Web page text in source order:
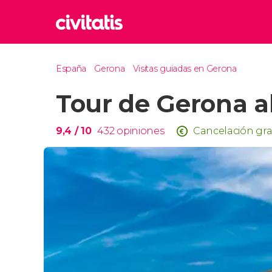
Reino
España Gerona Visitas guiadas en Gerona
Tour de Gerona
9,4 / 10 432 opiniones Cancelación